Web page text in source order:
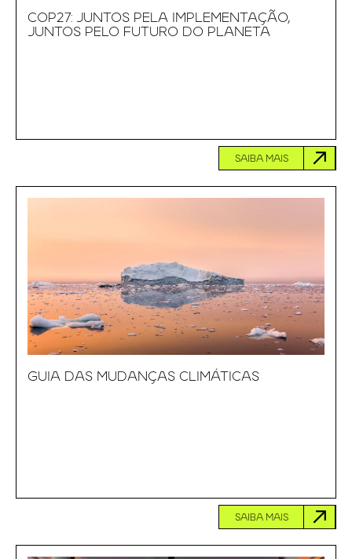
COP27: JUNTOS PELA IMPLEMENTAÇÃO,
JUNTOS PELO FUTURO DO PLANETA
SAIBA MAIS
GUIA DAS MUDANÇAS CLIMÁTICAS
SAIBA MAIS